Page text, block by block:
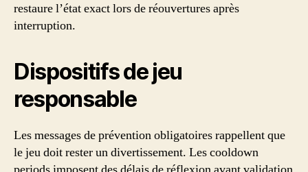
restaure l’état exact lors de réouvertures après
interruption.
Dispositifs de jeu
responsable
Les messages de prévention obligatoires rappellent que
le jeu doit rester un divertissement. Les cooldown